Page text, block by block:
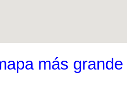
más grande